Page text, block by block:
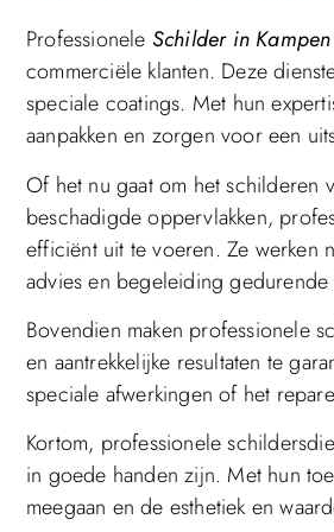
Professionele Schilder in Kampen
commerciële klanten. Deze
speciale coatings. Met hun
aanpakken en zorgen voor een
Of het nu gaat om het schilderen
beschadigde oppervlakken,
efficiënt uit te voeren. Ze werken
advies en begeleiding
Bovendien maken professionele
en aantrekkelijke resultaten te
speciale afwerkingen of het
Kortom, professionele
in goede handen zijn. Met hun
meegaan en de esthetiek en